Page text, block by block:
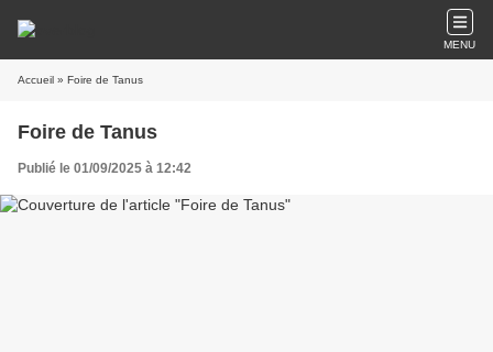
MENU
Accueil » Foire de Tanus
Foire de Tanus
Publié le 01/09/2025 à 12:42